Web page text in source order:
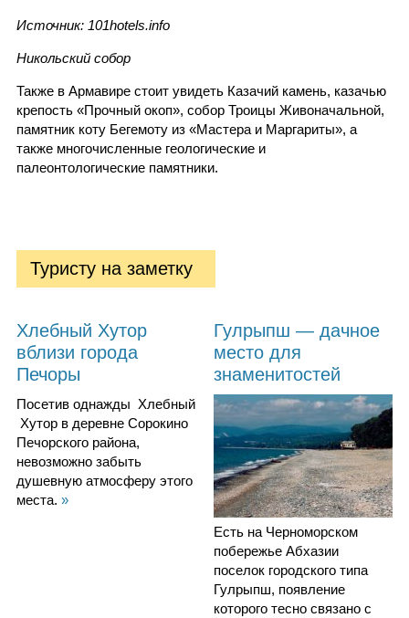
Источник: 101hotels.info
Никольский собор
Также в Армавире стоит увидеть Казачий камень, казачью
крепость «Прочный окоп», собор Троицы Живоначальной,
памятник коту Бегемоту из «Мастера и Маргариты», а
также многочисленные геологические и
палеонтологические памятники.
Туристу на заметку
Хлебный Хутор
вблизи города
Печоры
Посетив однажды Хлебный
Хутор в деревне Сорокино
Печорского района,
невозможно забыть
душевную атмосферу этого
места. »
Гулрыпш — дачное
место для
знаменитостей
Есть на Черноморском
побережье Абхазии
поселок городского типа
Гулрыпш, появление
которого тесно связано с